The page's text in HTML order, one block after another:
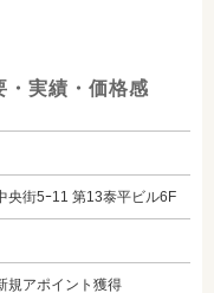
・実績・価格感
央街5ｰ11 第13泰平ビル6F
規アポイント獲得